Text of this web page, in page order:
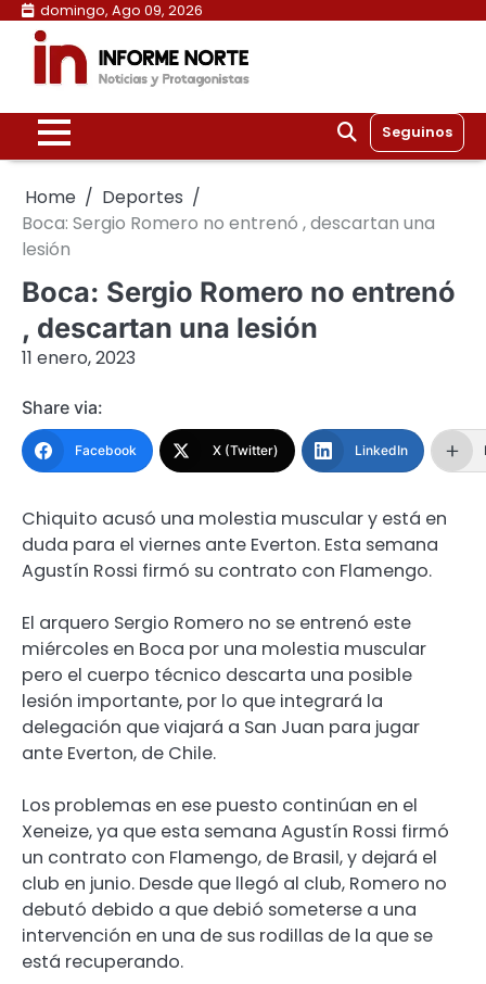
Skip
content
domingo, Ago 09, 2026
Seguinos
Home
Deportes
Boca: Sergio Romero no entrenó , descartan una
lesión
Boca: Sergio Romero no entrenó
, descartan una lesión
11 enero, 2023
Share via:
Facebook X (Twitter) LinkedIn
Chiquito acusó una molestia muscular y está en
duda para el viernes ante Everton. Esta semana
Agustín Rossi firmó su contrato con Flamengo.
El arquero Sergio Romero no se entrenó este
miércoles en Boca por una molestia muscular
pero el cuerpo técnico descarta una posible
lesión importante, por lo que integrará la
delegación que viajará a San Juan para jugar
ante Everton, de Chile.
Los problemas en ese puesto continúan en el
Xeneize, ya que esta semana Agustín Rossi firmó
un contrato con Flamengo, de Brasil, y dejará el
club en junio. Desde que llegó al club, Romero no
debutó debido a que debió someterse a una
intervención en una de sus rodillas de la que se
está recuperando.